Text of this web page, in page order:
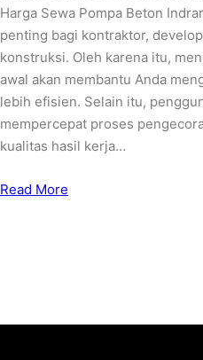
Harga Sewa Pompa Beton
penting bagi kontraktor,
konstruksi. Oleh karena itu,
awal akan membantu Anda
lebih efisien. Selain itu,
mempercepat proses
kualitas hasil kerja…
Read More